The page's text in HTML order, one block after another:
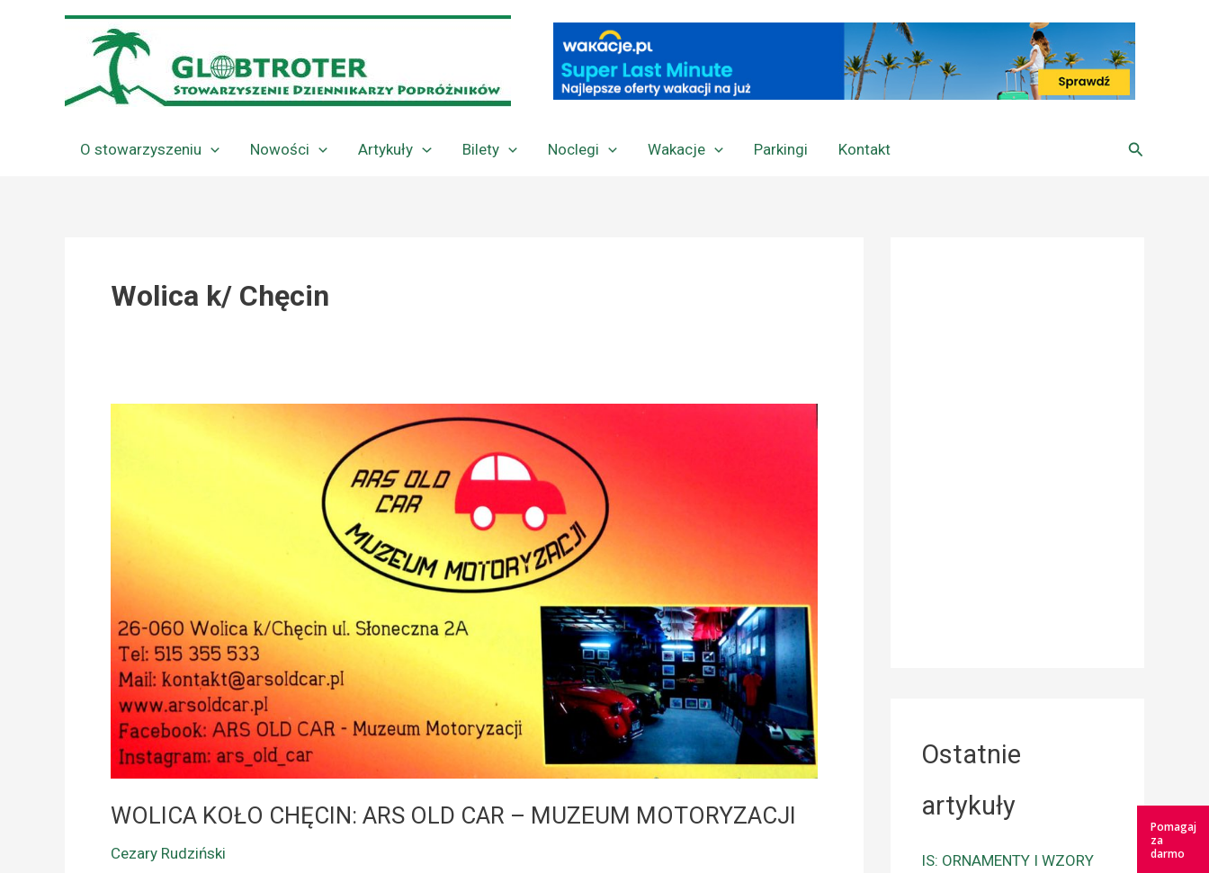
O stowarzyszeniu Nowości Artykuły Bilety Noclegi Wakacje Parkingi Kontakt Szukaj
Wolica k/ Chęcin
WOLICA KOŁO CHĘCIN: ARS OLD CAR – MUZEUM MOTORYZACJI
Cezary Rudziński
MOTORYZACJI
Ostatnie
artykuły
IS: ORNAMENTY I WZORY
Pomagaj
za
darmo